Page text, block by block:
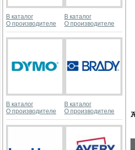
В каталог
О производителе
В каталог
О производителе
В каталог
О производителе
В каталог
О производителе